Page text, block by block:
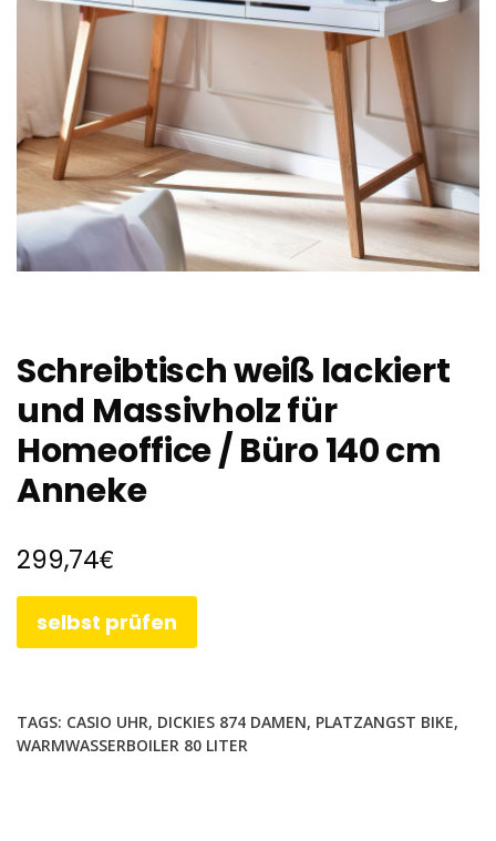
Schreibtisch weiß lackiert
und Massivholz für
Homeoffice / Büro 140 cm
Anneke
299,74€
selbst prüfen
TAGS: CASIO UHR, DICKIES 874 DAMEN, PLATZANGST BIKE,
WARMWASSERBOILER 80 LITER